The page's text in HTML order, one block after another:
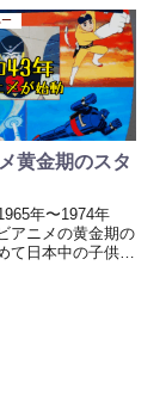
明日のジョー、お
バカボン、ハレン
実していた。笑
黄金期のスタ
年〜1974年
アニメの黄金期の
て日本中の子供た